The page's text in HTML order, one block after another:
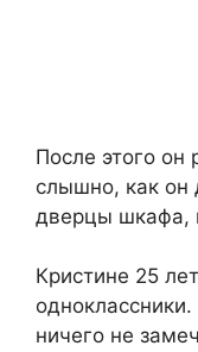
После этого
слышно, как он
дверцы шкафа,
Кристине 25
ничего не